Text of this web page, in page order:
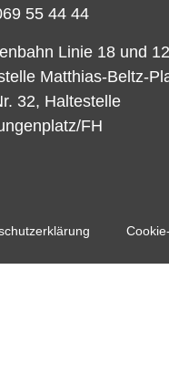
55 44 44
Linie 18 und
Matthias-Beltz-
32, Haltestelle
FH